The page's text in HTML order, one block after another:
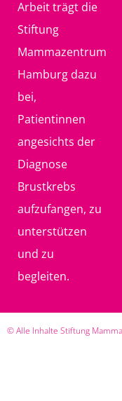
Arbeit trägt die
Stiftung
Mammazentrum
Hamburg dazu
bei,
Patientinnen
angesichts der
Diagnose
Brustkrebs
aufzufangen, zu
unterstützen
und zu
begleiten.
© Alle Inhalte Stiftung